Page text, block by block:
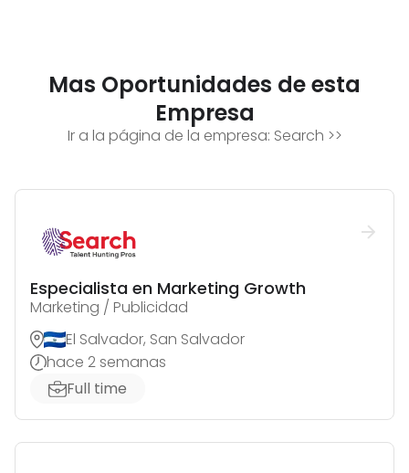
Mas Oportunidades de esta
Empresa
Ir a la página de la empresa: Search >>
Especialista en Marketing Growth
Marketing / Publicidad
El Salvador, San Salvador
hace 2 semanas
Full time